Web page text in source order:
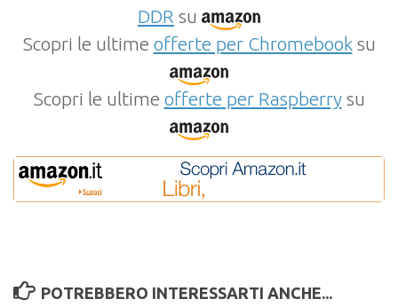
DDR su
Scopri le ultime offerte per Chromebooksu
Scopri le ultime offerte per Raspberrysu
POTREBBERO INTERESSARTI ANCHE...